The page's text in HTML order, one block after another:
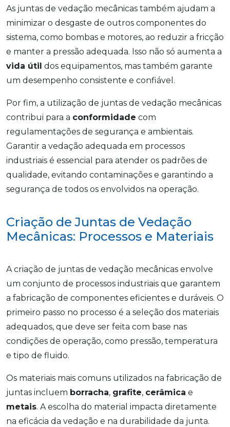
As juntas de vedação mecânicas também ajudam a
minimizar o desgaste de outros componentes do
sistema, como bombas e motores, ao reduzir a fricção
e manter a pressão adequada. Isso não só aumenta a
vida útil dos equipamentos, mas também garante
um desempenho consistente e confiável.
Por fim, a utilização de juntas de vedação mecânicas
contribui para a conformidade com
regulamentações de segurança e ambientais.
Garantir a vedação adequada em processos
industriais é essencial para atender os padrões de
qualidade, evitando contaminações e garantindo a
segurança de todos os envolvidos na operação.
Criação de Juntas de Vedação
Mecânicas: Processos e Materiais
A criação de juntas de vedação mecânicas envolve
um conjunto de processos industriais que garantem
a fabricação de componentes eficientes e duráveis. O
primeiro passo no processo é a seleção dos materiais
adequados, que deve ser feita com base nas
condições de operação, como pressão, temperatura
e tipo de fluido.
Os materiais mais comuns utilizados na fabricação de
juntas incluem borracha, grafite, cerâmica e
metais. A escolha do material impacta diretamente
na eficácia da vedação e na durabilidade da junta.